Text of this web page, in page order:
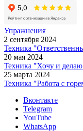
Упражнения
2 сентября 2024
Техника
20 мая 2024
Техника "Хочу и
25 марта 2024
Техника "Работа с
Вконтакте
Telegram
YouTube
WhatsApp